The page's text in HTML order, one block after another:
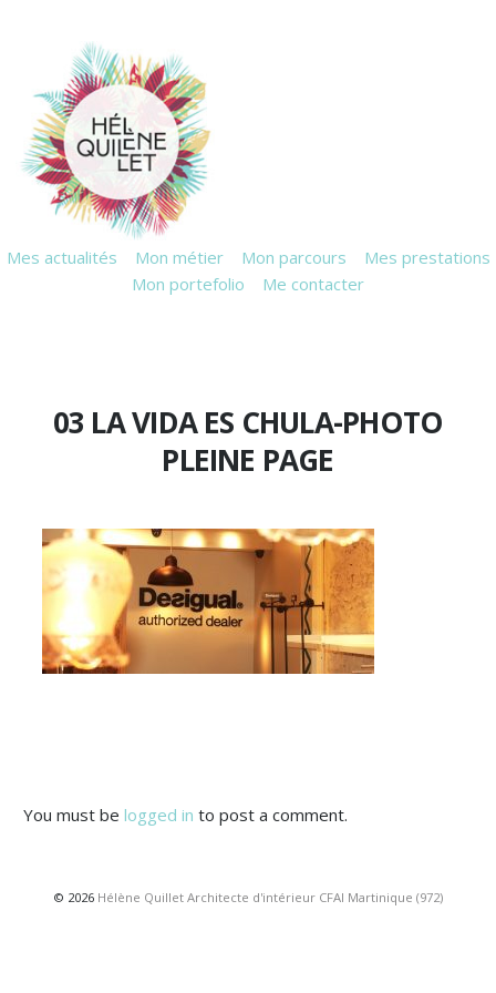
Mes actualités Mon métier Mon parcours
Mes prestations
Mon portefolio
Me contacter
03 LA VIDA ES CHULA-PHOTO
PLEINE PAGE
You must belogged in to post a comment.
© 2026 Hélène Quillet Architecte d'intérieur CFAI Martinique (972)